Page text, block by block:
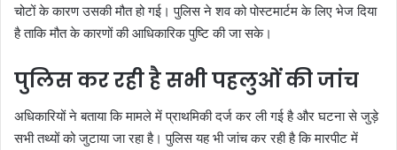
चोटों के कारण उसकी मौत हो गई। पुलिस ने शव को पोस्टमार्टम के लिए भेज दिया
है ताकि मौत के कारणों की आधिकारिक पुष्टि की जा सके।
पुलिस कर रही है सभी पहलुओं की जांच
अधिकारियों ने बताया कि मामले में प्राथमिकी दर्ज कर ली गई है और घटना से जुड़े
सभी तथ्यों को जुटाया जा रहा है। पुलिस यह भी जांच कर रही है कि मारपीट में